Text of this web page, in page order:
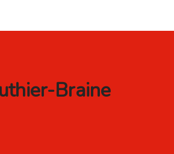
Braine